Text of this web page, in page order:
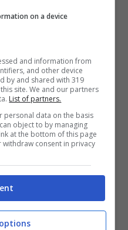
sono arrivati e
così come
rossonera.
messo in
allenatore
dei contatti con
decisive
in scontri diretti, ma
on a device
and information from
and other device
by and shared with 319
site. We and our partners
List of partners.
personal data on the basis
object to by managing
at the bottom of this page
consent in privacy